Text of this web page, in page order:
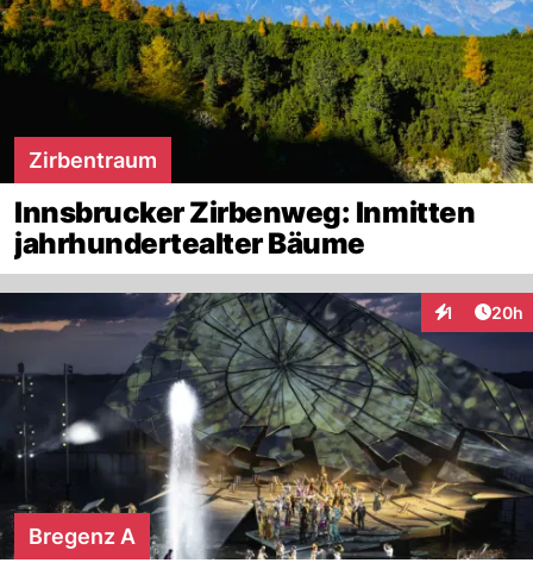
Zirbentraum
Innsbrucker Zirbenweg: Inmitten
jahrhundertealter Bäume
1
Interaktionen
20h
Bregenz A